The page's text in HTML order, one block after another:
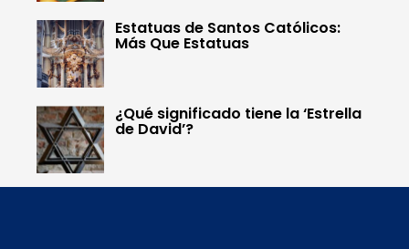
Estatuas de Santos Católicos:
Más Que Estatuas
¿Qué significado tiene la ‘Estrella
de David’?